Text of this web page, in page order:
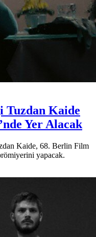
Tuzdan Kaide
Yer Alacak
Kaide, 68. Berlin Film
yapacak.